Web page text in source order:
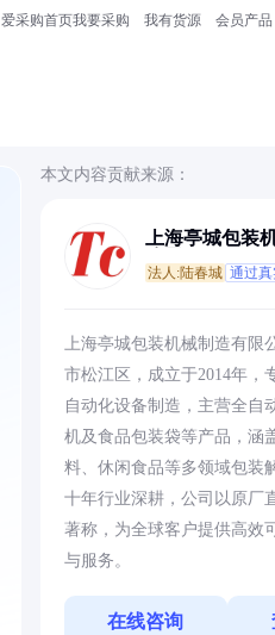
爱采购首页我要采购 我有货源 会员产品
本文内容贡献来源：
上海亭城包装
法人:陆春城 通过
上海亭城包装机械制造有限
市松江区，成立于2014年，
自动化设备制造，主营全自
机及食品包装袋等产品，涵
料、休闲食品等多领域包装
十年行业深耕，公司以原厂
著称，为全球客户提供高效
与服务。
在线咨询